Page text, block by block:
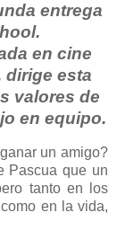
entrega
en cine
dirige esta
valores de
en equipo.
un amigo?
Pascua que un
tanto en los
en la vida,